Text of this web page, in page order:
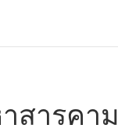
สารคาม